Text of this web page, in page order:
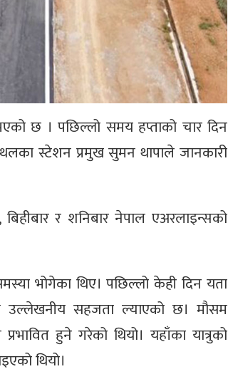
छ । पछिल्लो समय हप्ताको चार दिन
स्टेशन प्रमुख सुमन थापाले जानकारी
र शनिबार नेपाल एअरलाइन्सको
भोगेका थिए। पछिल्लो केही दिन यता
उल्लेखनीय सहजता ल्याएको छ। मौसम
हुने गरेको थियो। यहाँका यात्रुको
थियो।